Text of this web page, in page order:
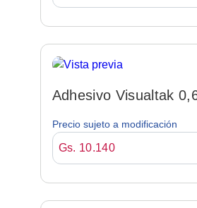
Adhesivo Visualtak
Precio sujeto a modificación
Gs. 10.140